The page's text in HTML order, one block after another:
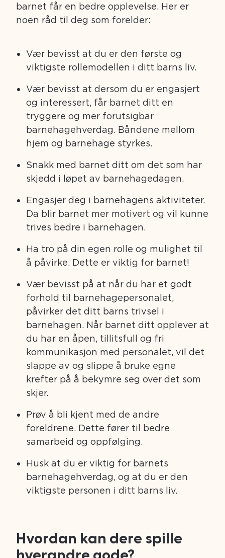
barnet får en bedre opplevelse. Her er
noen råd til deg som forelder:
Vær bevisst at du er den første og
viktigste rollemodellen i ditt barns liv.
Vær bevisst at dersom du er engasjert
og interessert, får barnet ditt en
tryggere og mer forutsigbar
barnehagehverdag. Båndene mellom
hjem og barnehage styrkes.
Snakk med barnet ditt om det som har
skjedd i løpet av barnehagedagen.
Engasjer deg i barnehagens aktiviteter.
Da blir barnet mer motivert og vil kunne
trives bedre i barnehagen.
Ha tro på din egen rolle og mulighet til
å påvirke. Dette er viktig for barnet!
Vær bevisst på at når du har et godt
forhold til barnehagepersonalet,
påvirker det ditt barns trivsel i
barnehagen. Når barnet ditt opplever at
du har en åpen, tillitsfull og fri
kommunikasjon med personalet, vil det
slappe av og slippe å bruke egne
krefter på å bekymre seg over det som
skjer.
Prøv å bli kjent med de andre
foreldrene. Dette fører til bedre
samarbeid og oppfølging.
Husk at du er viktig for barnets
barnehagehverdag, og at du er den
viktigste personen i ditt barns liv.
Hvordan kan dere spille
hverandre gode?